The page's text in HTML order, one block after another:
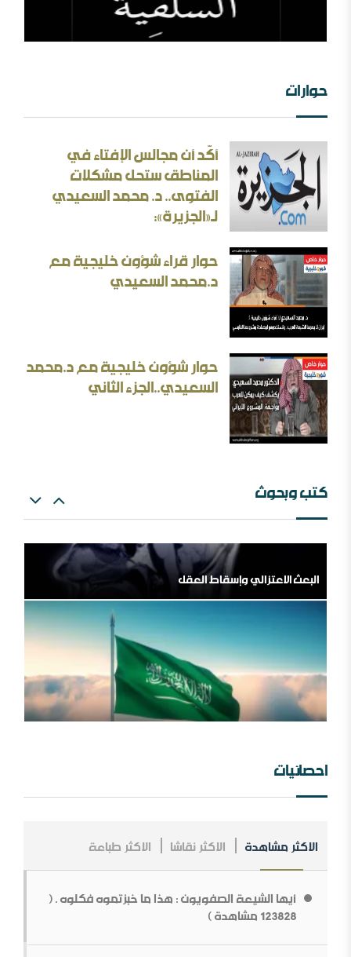
من الهامش إلى المركز السلفية في واقعها الجديد
الأسئلة المنطقية والأجوبة غير المنطقية في الحرب الإيرانية
إيران المسكينة ورد على الأستاذ إلهامي وأحمد الريسوني
اللهم اشغل الظالمين بالظالمين
ما قولك في أبوي الرسول
حوارات
أكّد أن مجالس الإفتاء في
المناطق ستحل مشكلات
الفتوى.. د. محمد السعيدي
لـ«الجزيرة»:
حوار قراء شؤون خليجية مع
د.محمد السعيدي
حوار شؤون خليجية مع د.محمد
السعيدي..الجزء الثاني
كتب وبحوث
الثقافة بين الثوابت والمتغيرات [ورقة عمل]
البعث الاعتزالي وإسقاط العقل
المملكة العربية السعودية ، فلسلفة النشأة ، تنظيراً وتطبيقا.
مــلخص عــلاقــات الــملك عــبد￼￼ العزیز مــع الإنجــلیز ، مــن
احصائيات
الاكثر مشاهدة الاكثر نقاشا الاكثر طباعة
أيها الشيعة الصفويون : هذا ما خبزتموه فكلوه . (
123828 مشاهدة )